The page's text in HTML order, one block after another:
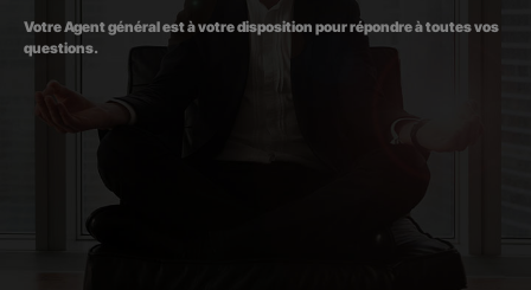
Votre Agent général est à votre disposition pour répondre à toutes vos
questions.